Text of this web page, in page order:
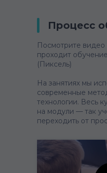
Процесс
Посмотрите видео
проходит
(Пиксель)
На занятиях мы
современные
технологии. Весь
на модули — так
переходить от